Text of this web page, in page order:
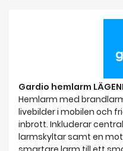
Gardio hemlarm
Hemlarm med
livebilder i mobilen och
inbrott. Inkluderar
larmskyltar samt en